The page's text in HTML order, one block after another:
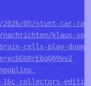
05/stunt-car-
klaus-
cells-play-
16c-collectors-